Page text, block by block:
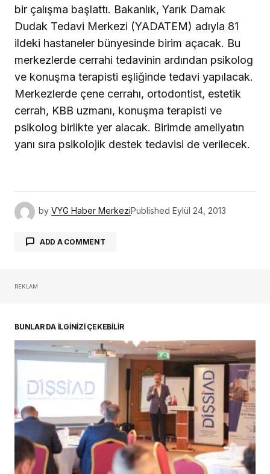
bir çalışma başlattı. Bakanlık, Yarık Damak
Dudak Tedavi Merkezi (YADATEM) adıyla 81
ildeki hastaneler bünyesinde birim açacak. Bu
merkezlerde cerrahi tedavinin ardından psikolog
ve konuşma terapisti eşliğinde tedavi yapılacak.
Merkezlerde çene cerrahı, ortodontist, estetik
cerrah, KBB uzmanı, konuşma terapisti ve
psikolog birlikte yer alacak. Birimde ameliyatın
yanı sıra psikolojik destek tedavisi de verilecek.
by VYG Haber MerkeziPublished Eylül 24, 2013
ADD A COMMENT
REKLAM
BUNLAR DA İLGİNİZİ ÇEKEBİLİR